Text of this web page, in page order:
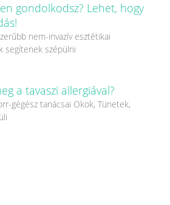
gondolkodsz? Lehet, hogy
nem-invazív esztétikai
segítenek szépülni
a tavaszi allergiával?
gégész tanácsai Okok, Tünetek,